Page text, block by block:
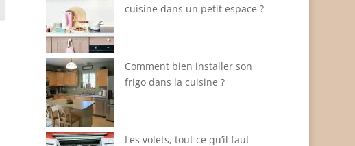
cuisine dans un petit espace ?
Comment bien installer son
frigo dans la cuisine ?
Les volets, tout ce qu’il faut